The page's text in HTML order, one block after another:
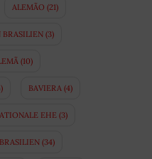
ALEMÃO (21)
BRASILIEN(3)
(10)
BAVIERA (4)
EHE(3)
BRASILIEN(34)